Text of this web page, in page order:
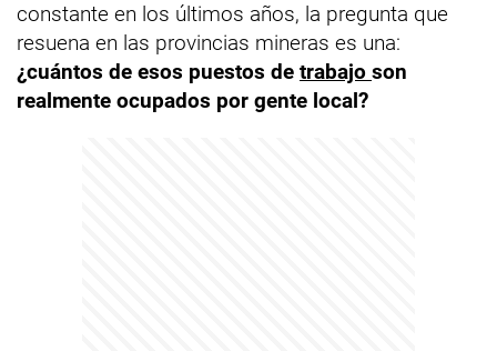
constante en los últimos años, la pregunta que
resuena en las provincias mineras es una:
¿cuántos de esos puestos de trabajo son
realmente ocupados por gente local?